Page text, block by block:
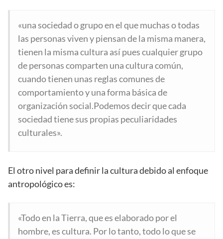
«una sociedad o grupo en el que muchas o todas
las personas viven y piensan de la misma manera,
tienen la misma cultura así pues cualquier grupo
de personas comparten una cultura común,
cuando tienen unas reglas comunes de
comportamiento y una forma básica de
organización social.Podemos decir que cada
sociedad tiene sus propias peculiaridades
culturales».
El otro nivel para definir la cultura debido al enfoque
antropológico es:
«Todo en la Tierra, que es elaborado por el
hombre, es cultura. Por lo tanto, todo lo que se